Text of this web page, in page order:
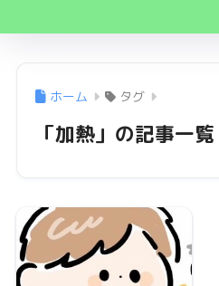
ホーム タグ
「加熱」の記事一覧